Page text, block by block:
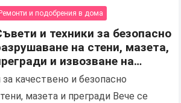
стандартите за безопасност….
Ремонти и подобрения в дома
и техники за безопасно
на стени, мазета,
и извозване на
отпадъци
качествено и безопасно
мазета и прегради Вече се